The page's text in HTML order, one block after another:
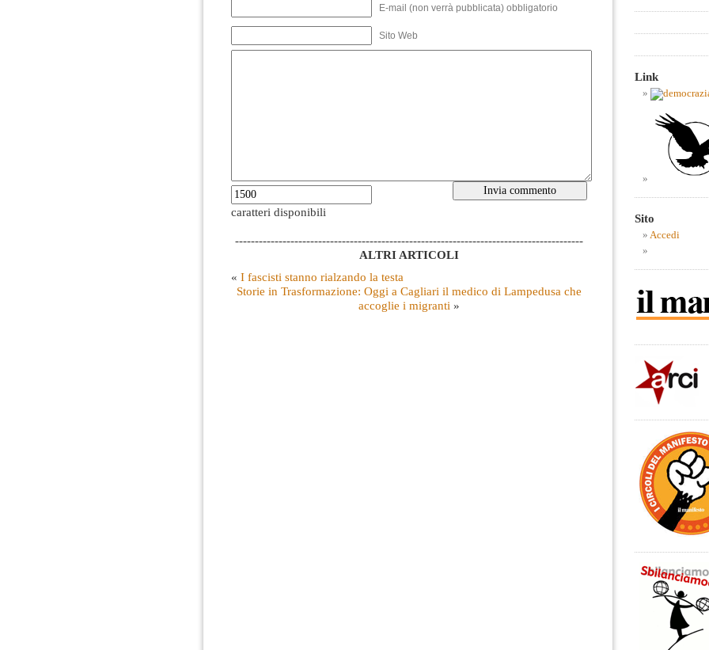
E-mail (non verrà pubblicata) obbligatorio
Sito Web
caratteri disponibili
----------------------------------------------------------------------------------------
ALTRI ARTICOLI
« I fascisti stanno rialzando la testa
Storie in Trasformazione: Oggi a Cagliari il medico di Lampedusa che
accoglie i migranti »
Link
Sito
Accedi